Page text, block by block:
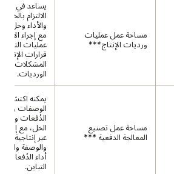
مساحة عمل عمليات
ورديات الإنتاج***
يساعد في
الالتزام بالخطة
والأداء وحل
مع إجراء
عمليات
قرارات
المشكلات،
الورديات.
مساحة عمل تصنيع
المعالجة الدفعية ***
يمكنه
الوصفات
الدُفعات
الحل، مع
عبر إنتاجية
والوصفة
أداء الدُفعات
التباين.